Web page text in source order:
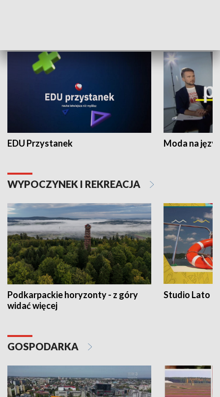
EDU Przystanek Moda na
WYPOCZYNEK I REKREACJA
Podkarpackie horyzonty - z góry
widać więcej
Studio Lato
GOSPODARKA